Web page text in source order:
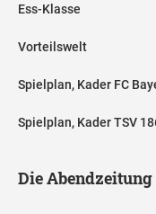
Ess-Klasse
Vorteilswelt
Spielplan, Kader FC
Spielplan, Kader TSV
Die Abendzeitung